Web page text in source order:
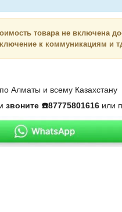
товара не включена
к коммуникациям и
Алматы и всему Казахстану
звоните ☎️87775801616 или